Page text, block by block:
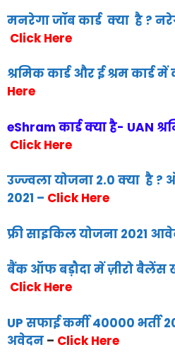
मनरेगा जॉब कार्ड क्या है ?
Click Here
श्रमिक कार्ड और ई श्रम कार्ड में
Here
eShram कार्ड क्या है- UAN
Click Here
उज्ज्वला योजना 2.0 क्या है ?
2021 – Click Here
फ्री साइकिल योजना 2021
बैंक ऑफ बड़ौदा में ज़ीरो बैलेंस
Click Here
UP सफाई कर्मी 40000
अवेदन – Click Here